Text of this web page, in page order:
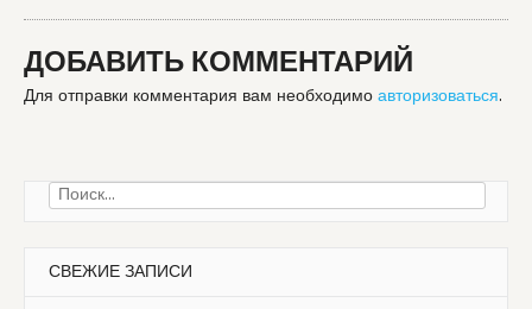
ДОБАВИТЬ КОММЕНТАРИЙ
Для отправки комментария вам необходимо авторизоваться.
Найти:
СВЕЖИЕ ЗАПИСИ